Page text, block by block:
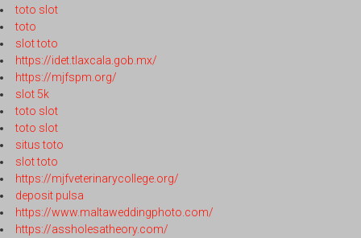
toto slot
toto
slot toto
https://idet.tlaxcala.gob.mx/
https://mjfspm.org/
slot 5k
toto slot
toto slot
situs toto
slot toto
https://mjfveterinarycollege.org/
deposit pulsa
https://www.maltaweddingphoto.com/
https://assholesatheory.com/